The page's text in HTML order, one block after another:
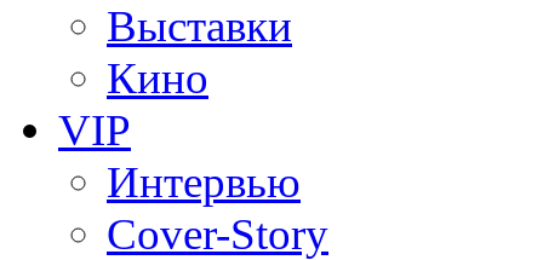
Выставки
Кино
VIP
Интервью
Cover-Story